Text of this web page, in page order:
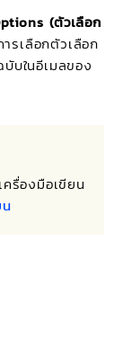
(ตัวเลือก
รเลือกตัวเลือก
บในอีเมลของ
รื่องมือเขียน